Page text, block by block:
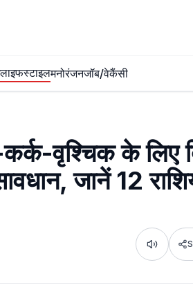
लाइफस्टाइलमनोरंजनजॉब/वेकैंसी
वृश्चिक के लिए
जानें 12
Listen